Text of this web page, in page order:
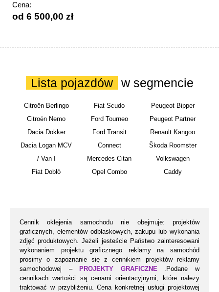
Cena:
od 6 500,00 zł
Lista pojazdów w segmencie
Citroën Berlingo
Citroën Nemo
Dacia Dokker
Dacia Logan MCV
/ Van I
Fiat Doblò
Fiat Scudo
Ford Tourneo
Ford Transit
Connect
Mercedes Citan
Opel Combo
Peugeot Bipper
Peugeot Partner
Renault Kangoo
Škoda Roomster
Volkswagen
Caddy
Cennik oklejenia samochodu nie obejmuje: projektów
graficznych, elementów odblaskowych, zakupu lub wykonania
zdjęć produktowych. Jeżeli jesteście Państwo zainteresowani
wykonaniem projektu graficznego reklamy na samochód
prosimy o zapoznanie się z cennikiem projektów reklamy
samochodowej –
PROJEKTY GRAFICZNE.Podane w
cennikach wartości są cenami orientacyjnymi, które należy
traktować w przybliżeniu. Cena konkretnej usługi projektowej